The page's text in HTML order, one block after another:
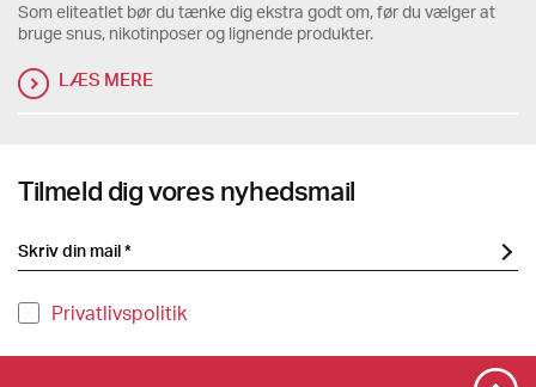
Som eliteatlet bør du tænke dig ekstra godt om, før du vælger at
bruge snus, nikotinposer og lignende produkter.
LÆS MERE
Tilmeld dig vores nyhedsmail
Privatlivspolitik